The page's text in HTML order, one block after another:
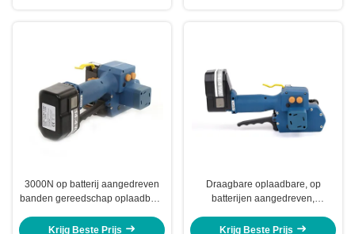
3000N op batterij aangedreven
banden gereedschap oplaadbaar
band 13mm - 19mm
Krijg Beste Prijs
Draagbare oplaadbare, op
batterijen aangedreven,
Krijg Beste Prijs